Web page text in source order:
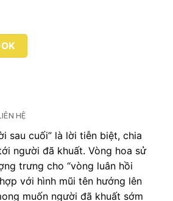
HỆ
sau cuối” là lời tiễn biệt, chia
người đã khuất. Vòng hoa sử
trưng cho “vòng luân hồi
với hình mũi tên hướng lên
muốn người đã khuất sớm